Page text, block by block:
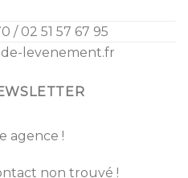
/ 02 51 57 67 95
levenement.fr
agence !
non trouvé !